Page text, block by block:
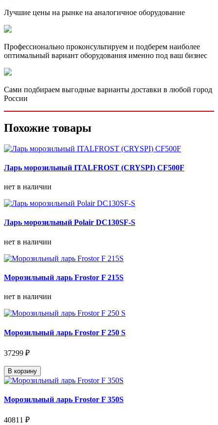
Лучшие цены на рынке на аналогичное оборудование
Профессионально проконсультируем и подберем наиболее
оптимальный вариант оборудования именно под ваш бизнес
Сами подбираем выгодные варианты доставки в любой город
России
Похожие товары
Ларь морозильный ITALFROST (CRYSPI) CF500F
нет в наличии
Ларь морозильный Polair DC130SF-S
нет в наличии
Морозильный ларь Frostor F 215S
нет в наличии
Морозильный ларь Frostor F 250 S
37299 ₽
В корзину
Морозильный ларь Frostor F 350S
40811 ₽